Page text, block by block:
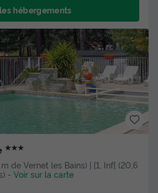
hébergements
★★★
de Vernet les Bains) | [1, Inf[ (20,6
- Voir sur la carte